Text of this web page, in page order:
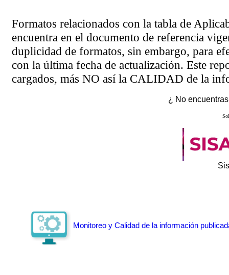
Formatos relacionados con la tabla de
encuentra en el documento de referencia
duplicidad de formatos, sin embargo, para
con la última fecha de actualización. Este
cargados, más NO así la CALIDAD de la
¿ No
Monitoreo y Calidad de la información